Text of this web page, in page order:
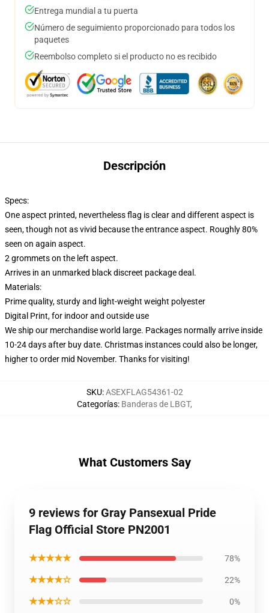
Entrega mundial a tu puerta
Número de seguimiento proporcionado para todos los
paquetes
Reembolso completo si el producto no es recibido
Descripción
Specs:
One aspect printed, nevertheless flag is clear and different aspect is
seen, though not as vivid because the entrance aspect. Roughly 80%
seen on again aspect.
2 grommets on the left aspect.
Arrives in an unmarked black discreet package deal.
Materials:
Prime quality, sturdy and light-weight weight polyester
Digital Print, for indoor and outside use
We ship our merchandise world large. Packages normally arrive inside
10-24 days after buy date. Christmas instances could also be longer,
higher to order mid November. Thanks for visiting!
SKU:ASEXFLAG54361-02
Categorías: Banderas de LBGT,
What Customers Say
9 reviews for Gray Pansexual Pride
Flag Official Store PN2001
★★★★★ 78%
★★★★☆ 22%
★★★☆☆ 0%